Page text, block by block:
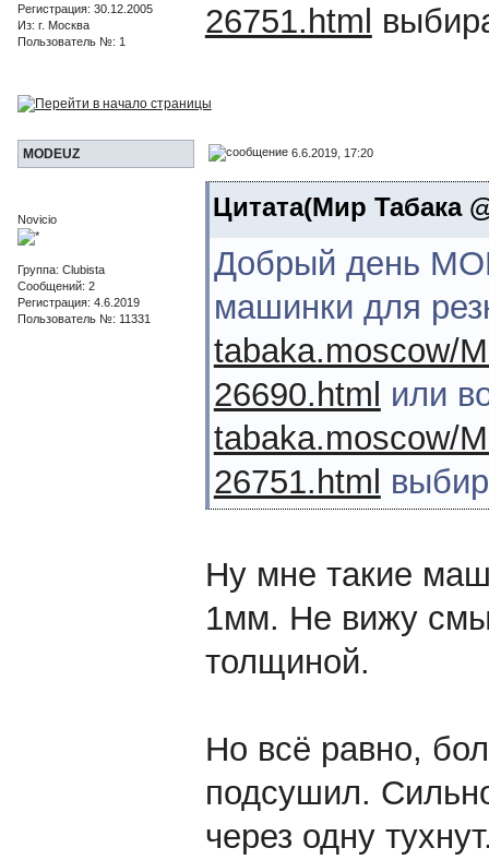
Регистрация: 30.12.2005
Из: г. Москва
Пользователь №: 1
26751.html
MODEUZ 6.6.2019, 17:20
Novicio
Группа: Clubista
Сообщений: 2
Регистрация: 4.6.2019
Пользователь №: 11331
Цитата(Мир Табака
Добрый день
машинки для
tabaka.moscow/
26690.html или
tabaka.moscow/
26751.html
Ну мне такие
1мм. Не вижу
толщиной.
Но всё равно,
подсушил.
через одну